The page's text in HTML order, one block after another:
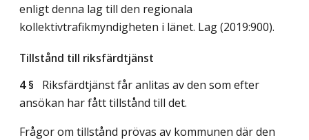
enligt denna lag till den regionala
kollektivtrafikmyndigheten i länet. Lag (2019:900).
Tillstånd till riksfärdtjänst
4 § Riksfärdtjänst får anlitas av den som efter
ansökan har fått tillstånd till det.
Frågor om tillstånd prövas av kommunen där den